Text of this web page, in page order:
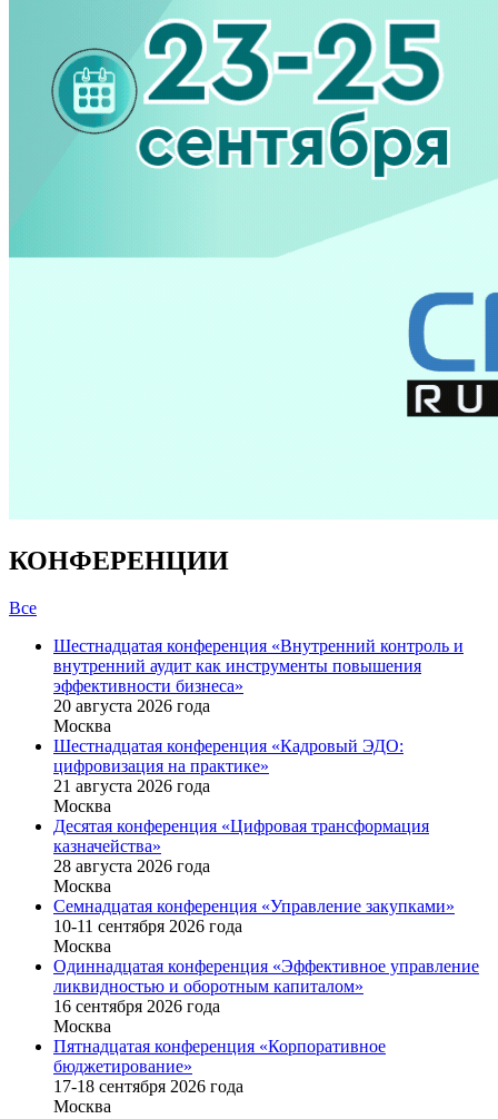
КОНФЕРЕНЦИИ
Все
Шестнадцатая конференция «Внутренний контроль и
внутренний аудит как инструменты повышения
эффективности бизнеса»
20 августа 2026 года
Москва
Шестнадцатая конференция «Кадровый ЭДО:
цифровизация на практике»
21 августа 2026 года
Москва
Десятая конференция «Цифровая трансформация
казначейства»
28 августа 2026 года
Москва
Семнадцатая конференция «Управление закупками»
10-11 сентября 2026 года
Москва
Одиннадцатая конференция «Эффективное управление
ликвидностью и оборотным капиталом»
16 cентября 2026 года
Москва
Пятнадцатая конференция «Корпоративное
бюджетирование»
17-18 сентября 2026 года
Москва